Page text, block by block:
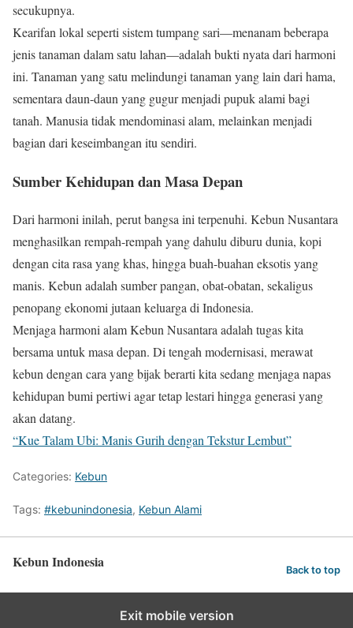
secukupnya.
Kearifan lokal seperti sistem tumpang sari—menanam beberapa
jenis tanaman dalam satu lahan—adalah bukti nyata dari harmoni
ini. Tanaman yang satu melindungi tanaman yang lain dari hama,
sementara daun-daun yang gugur menjadi pupuk alami bagi
tanah. Manusia tidak mendominasi alam, melainkan menjadi
bagian dari keseimbangan itu sendiri.
Sumber Kehidupan dan Masa Depan
Dari harmoni inilah, perut bangsa ini terpenuhi. Kebun Nusantara
menghasilkan rempah-rempah yang dahulu diburu dunia, kopi
dengan cita rasa yang khas, hingga buah-buahan eksotis yang
manis. Kebun adalah sumber pangan, obat-obatan, sekaligus
penopang ekonomi jutaan keluarga di Indonesia.
Menjaga harmoni alam Kebun Nusantara adalah tugas kita
bersama untuk masa depan. Di tengah modernisasi, merawat
kebun dengan cara yang bijak berarti kita sedang menjaga napas
kehidupan bumi pertiwi agar tetap lestari hingga generasi yang
akan datang.
“Kue Talam Ubi: Manis Gurih dengan Tekstur Lembut”
Categories: Kebun
Tags: #kebunindonesia, Kebun Alami
Kebun Indonesia Back to top
Exit mobile version